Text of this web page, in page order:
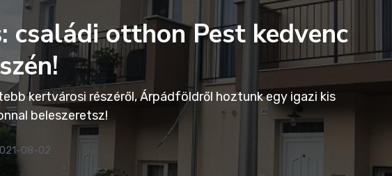
családi otthon Pest kedvenc
kertvárosi részéről, Árpádföldről hoztunk egy igazi kis
beleszeretsz!
08-02